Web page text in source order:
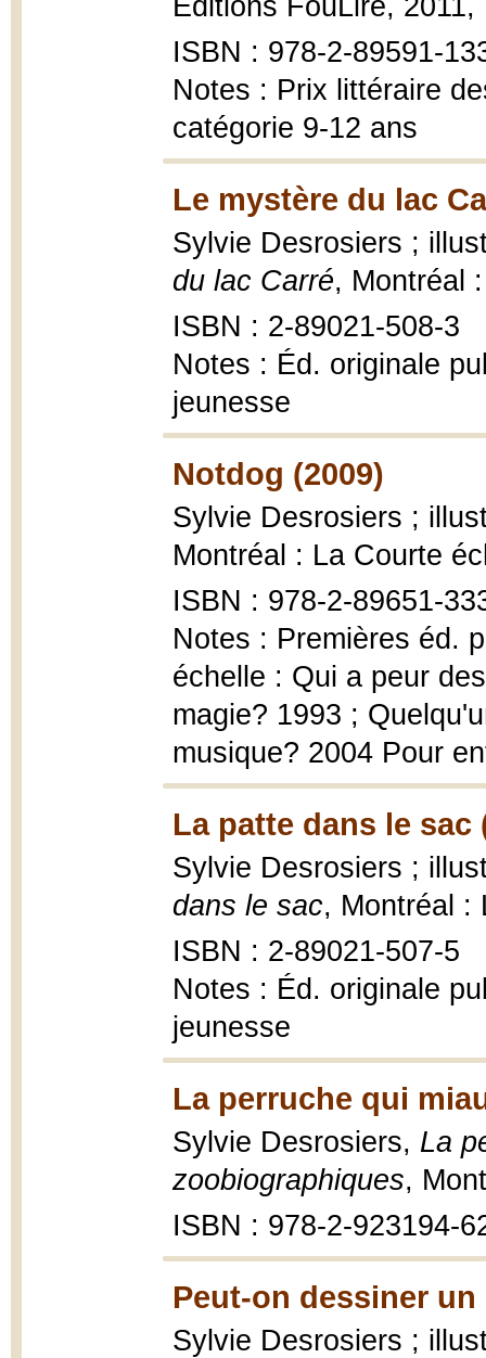
Éditions FouLire,
ISBN : 978-2-89591-
Notes : Prix littéraire
catégorie 9-12 ans
Le mystère du lac
Sylvie Desrosiers ;
du lac Carré, Montréal
ISBN : 2-89021-508-3
Notes : Éd. originale
jeunesse
Notdog (2009)
Sylvie Desrosiers ;
Montréal : La Courte
ISBN : 978-2-89651-
Notes : Premières éd.
échelle : Qui a peur
magie? 1993 ;
musique? 2004 Pour
La patte dans le sac
Sylvie Desrosiers ;
dans le sac, Montréal :
ISBN : 2-89021-507-5
Notes : Éd. originale
jeunesse
La perruche qui
Sylvie Desrosiers, La
zoobiographiques,
ISBN : 978-2-923194-
Peut-on dessiner
Sylvie Desrosiers ;